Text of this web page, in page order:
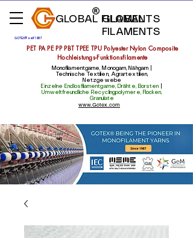
GOTEX® seit 1987
Monofilamentgarne, Monogarn, Nähgarn |
Technische Textilien, Agrartextilien,
Netzgewebe
Einzelne Endlosfilamentgarne, Drähte, Borsten
Umweltfreundliche Recyclingpolymere, Flocken,
Granulate
PET PA PE PP PBT TPEE TPU Polyester Nylon Composite
Hochleistungs-Funktionsfilamente
www.Gotex.com
GLOBAL FILAMENTS
GLOBAL
FILAMENTS